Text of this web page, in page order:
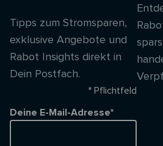
Tipps zum Stromsparen,
exklusive Angebote und
Rabot Insights direkt in
Dein Postfach.
* Pflichtfeld
Deine E-Mail-Adresse*